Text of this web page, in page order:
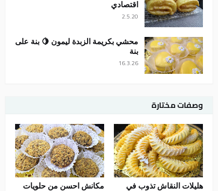
اقتصادي
2.5.20
محشي بكريمة الزبدة ليمون 🍋 بنة على
بنة
16.3.26
وصفات مختارة
هليلات النقاش تذوب في
مكانش احسن من حلويات